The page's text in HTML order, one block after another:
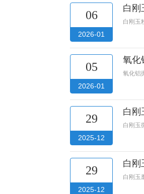
06
2026-01
白刚
白刚玉
05
2026-01
氧化
氧化铝
29
2025-12
白刚
白刚玉
29
2025-12
白刚
白刚玉